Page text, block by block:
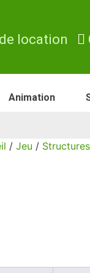
location
Animation
/ Jeu /